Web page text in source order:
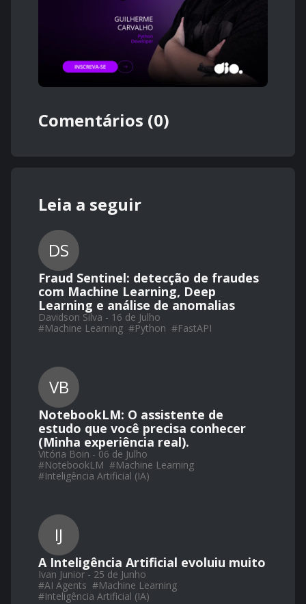
Comentários (0)
Leia a seguir
DS
Fraud Sentinel: detecção de fraudes
com Machine Learning, Deep
Learning e análise de anomalias
Davidson Silva - 16 de Julho
#Machine Learning #Python #FastAPI
VB
NotebookLM: O assistente de
estudo que você precisa conhecer
(Minha experiência real).
Vitória Boin - 06 de Julho
#NotebookLM #Machine Learning
#Inteligência Artificial (IA)
IJ
A Inteligência Artificial evoluiu muito
Ivan Junior - 25 de Junho
#AI Agents #Machine Learning
#Inteligência Artificial (IA)